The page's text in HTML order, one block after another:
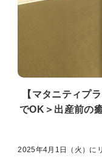
そして景観と癒しをひ
・上層階のお部屋を確
・水の音オリジナル檜
※2泊以上でお申し込み
【水の音自慢！お風呂】
～趣の異なる4つの大浴
■特徴1：源泉2種を引く
・「水月の庄」・・・
■特徴2：全ての大浴場
【マタニティプ
でOK＞出産前の
2025年4月1日（火）に